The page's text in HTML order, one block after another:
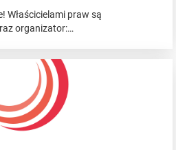
Właścicielami praw są
organizator:…